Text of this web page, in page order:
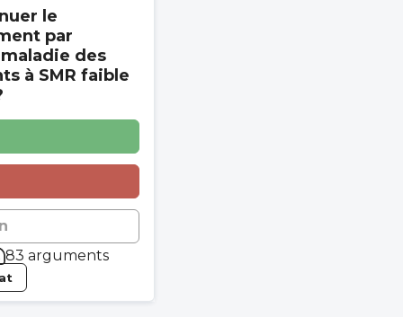
le
par
des
à SMR faible
83 arguments